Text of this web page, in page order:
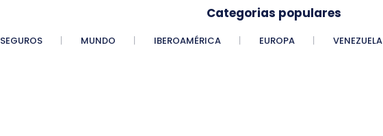
Categorias populares
SEGUROS MUNDO IBEROAMÉRICA EUROPA VENEZUELA